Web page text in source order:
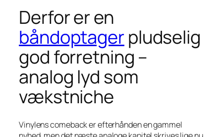
Derfor er en
båndoptagerpludselig
god forretning –
analog lyd som
vækstniche
Vinylens comeback er efterhånden en gammel